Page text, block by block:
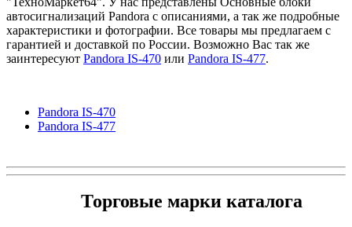
автосигнализаций Pandora с описаниями, а так же подробные
характеристики и фотографии. Все товары мы предлагаем с
гарантией и доставкой по России. Возможно Вас так же
заинтересуют Pandora IS-470 или Pandora IS-477.
Pandora IS-470
Pandora IS-477
Торговые марки каталога